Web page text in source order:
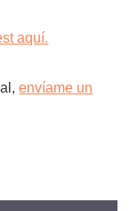
aquí.
envíame un